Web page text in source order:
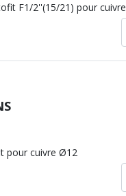
F1/2''(15/21) pour
pour cuivre Ø12